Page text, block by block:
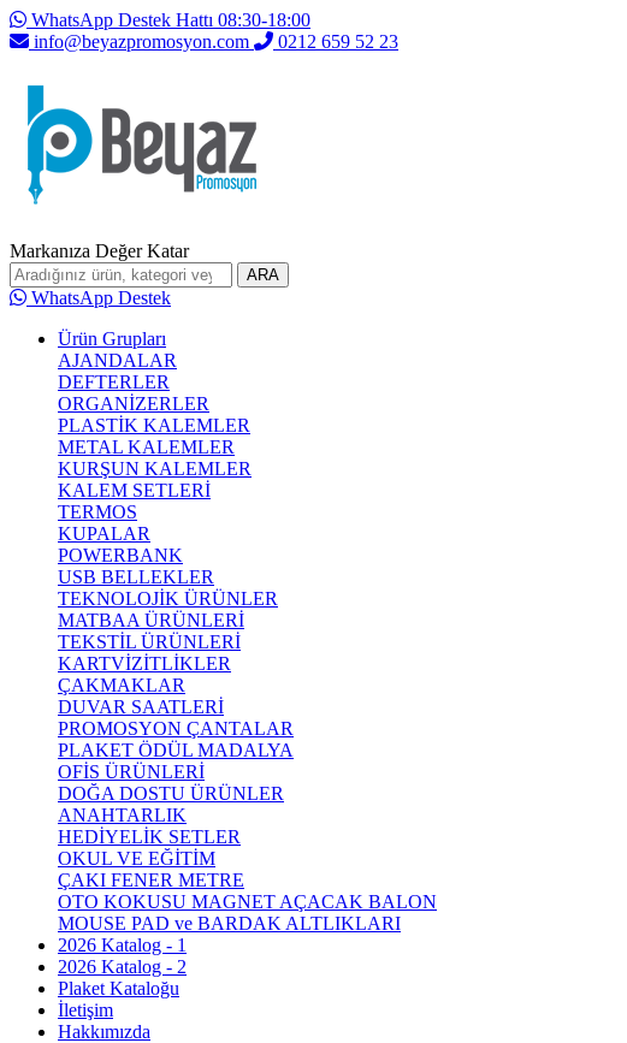
WhatsApp Destek Hattı 08:30-18:00
info@beyazpromosyon.com
0212 659 52 23
Markanıza Değer Katar
ARA
WhatsApp Destek
Ürün Grupları
AJANDALAR
DEFTERLER
ORGANİZERLER
PLASTİK KALEMLER
METAL KALEMLER
KURŞUN KALEMLER
KALEM SETLERİ
TERMOS
KUPALAR
POWERBANK
USB BELLEKLER
TEKNOLOJİK ÜRÜNLER
MATBAA ÜRÜNLERİ
TEKSTİL ÜRÜNLERİ
KARTVİZİTLİKLER
ÇAKMAKLAR
DUVAR SAATLERİ
PROMOSYON ÇANTALAR
PLAKET ÖDÜL MADALYA
OFİS ÜRÜNLERİ
DOĞA DOSTU ÜRÜNLER
ANAHTARLIK
HEDİYELİK SETLER
OKUL VE EĞİTİM
ÇAKI FENER METRE
OTO KOKUSU MAGNET AÇACAK BALON
MOUSE PAD ve BARDAK ALTLIKLARI
2026 Katalog - 1
2026 Katalog - 2
Plaket Kataloğu
İletişim
Hakkımızda